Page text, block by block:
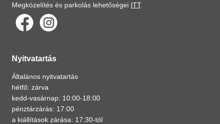
Megközelítés és parkolás lehetőségei ITT.
Nyitvatartás
Általános nyitvatartás
hétfő: zárva
kedd-vasárnap: 10:00-18:00
pénztárzárás: 17:00
a kiállítások zárása: 17:30-tól